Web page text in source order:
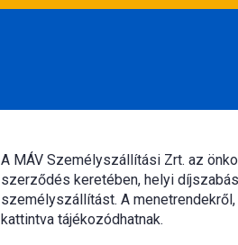
A MÁV Személyszállítási Zrt. az
szerződés keretében, helyi
személyszállítást. A
kattintva tájékozódhatnak.